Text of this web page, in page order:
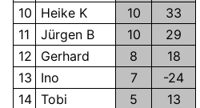
10
Heike K 10
33
11
Jürgen B 10
29
12
Gerhard 8
18
13
Ino 7
-24
14 Tobi 5
13